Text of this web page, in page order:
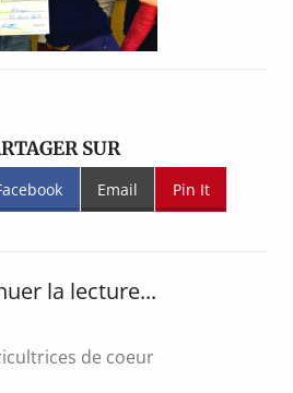
SUR
Email Pin It
la lecture...
de coeur